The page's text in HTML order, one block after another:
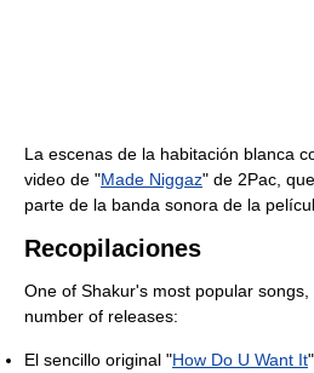
La escenas de la habitación blanca
video de "Made Niggaz" de 2Pac,
parte de la banda sonora de la
Recopilaciones
One of Shakur's most popular
number of releases:
El sencillo original "How Do U Want It